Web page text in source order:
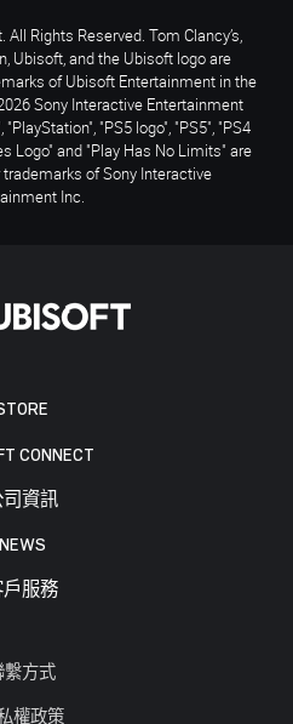
CONNECT
司資訊
NEWS
戶服務
繫方式
權政策
Rights Reserved. Tom Clancy’s,
Ubisoft, and the Ubisoft logo are
of Ubisoft Entertainment in the
Sony Interactive Entertainment
"PS5 logo", "PS5", "PS4
Logo" and "Play Has No Limits" are
of Sony Interactive
Inc.